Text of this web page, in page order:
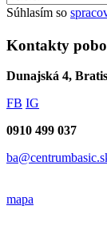
Súhlasím so
Kontakty
Dunajská 4,
FB IG
0910 499 037
mapa